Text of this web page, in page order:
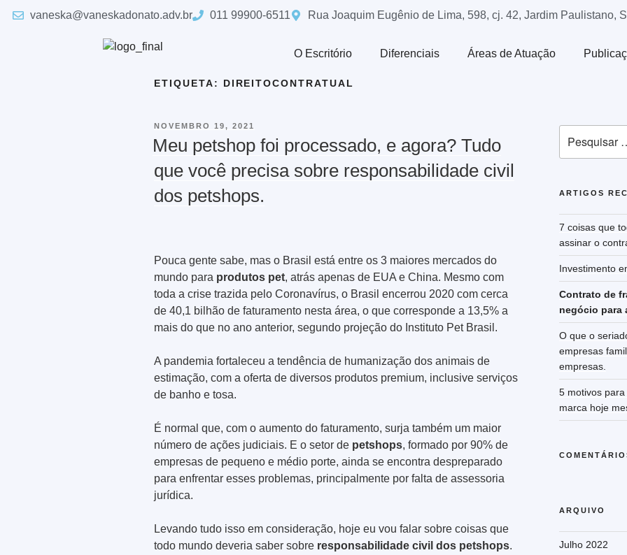
vaneska@vaneskadonato.adv.br 011 99900-6511 Rua Joaquim Eugênio de Lima, 598, cj. 42, Jardim Paulistano,
O Escritório Diferenciais Áreas de Atuação
ETIQUETA: DIREITOCONTRATUAL
NOVEMBRO 19, 2021
Meu petshop foi processado, e agora? Tudo
que você precisa sobre responsabilidade civil
dos petshops.
Pouca gente sabe, mas o Brasil está entre os 3 maiores mercados do
mundo para produtos pet, atrás apenas de EUA e China. Mesmo com
toda a crise trazida pelo Coronavírus, o Brasil encerrou 2020 com cerca
de 40,1 bilhão de faturamento nesta área, o que corresponde a 13,5% a
mais do que no ano anterior, segundo projeção do Instituto Pet Brasil.
A pandemia fortaleceu a tendência de humanização dos animais de
estimação, com a oferta de diversos produtos premium, inclusive serviços
de banho e tosa.
É normal que, com o aumento do faturamento, surja também um maior
número de ações judiciais. E o setor de petshops, formado por 90% de
empresas de pequeno e médio porte, ainda se encontra despreparado
para enfrentar esses problemas, principalmente por falta de assessoria
jurídica.
Levando tudo isso em consideração, hoje eu vou falar sobre coisas que
todo mundo deveria saber sobre responsabilidade civil dos petshops.
ARTIGOS
7 coisas que
assinar o
Investimento
Contrato de
negócio para
O que o
empresas
empresas.
5 motivos
marca hoje
ARQUIVO
Julho 2022